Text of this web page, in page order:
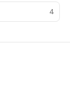
4